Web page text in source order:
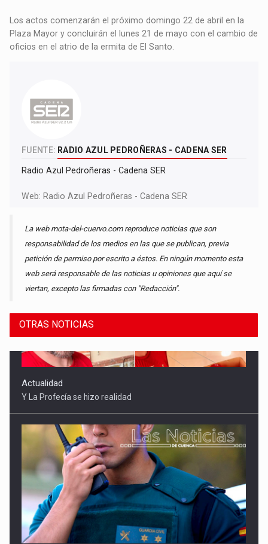
Los actos comenzarán el próximo domingo 22 de abril en la
Plaza Mayor y concluirán el lunes 21 de mayo con el cambio de
oficios en el atrio de la ermita de El Santo.
FUENTE: RADIO AZUL PEDROÑERAS - CADENA SER
Radio Azul Pedroñeras - Cadena SER
Web: Radio Azul Pedroñeras - Cadena SER
La web mota-del-cuervo.com reproduce noticias que son
responsabilidad de los medios en las que se publican, previa
petición de permiso por escrito a éstos. En ningún momento esta
web será responsable de las noticias u opiniones que aquí se
viertan, excepto las firmadas con "Redacción".
OTRAS NOTICIAS
Sucesos
Detenidas tres mujeres por robar 21.000 euros a un anciano
en Mota del Cuervo